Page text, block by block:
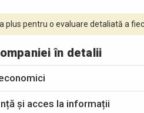
plus pentru o evaluare detaliată a
în detalii
și acces la informații